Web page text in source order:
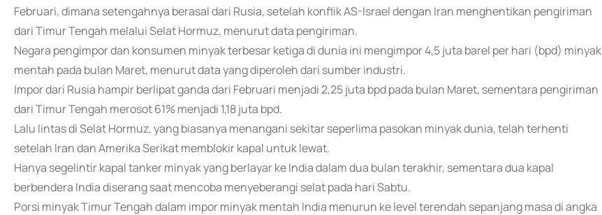
Februari, dimana setengahnya berasal dari Rusia, setelah konflik AS-Israel dengan Iran menghentikan pengiriman
dari Timur Tengah melalui Selat Hormuz, menurut data pengiriman.
Negara pengimpor dan konsumen minyak terbesar ketiga di dunia ini mengimpor 4,5 juta barel per hari (bpd) minyak
mentah pada bulan Maret, menurut data yang diperoleh dari sumber industri.
Impor dari Rusia hampir berlipat ganda dari Februari menjadi 2,25 juta bpd pada bulan Maret, sementara pengiriman
dari Timur Tengah merosot 61% menjadi 1,18 juta bpd.
Lalu lintas di Selat Hormuz, yang biasanya menangani sekitar seperlima pasokan minyak dunia, telah terhenti
setelah Iran dan Amerika Serikat memblokir kapal untuk lewat.
Hanya segelintir kapal tanker minyak yang berlayar ke India dalam dua bulan terakhir, sementara dua kapal
berbendera India diserang saat mencoba menyeberangi selat pada hari Sabtu.
Porsi minyak Timur Tengah dalam impor minyak mentah India menurun ke level terendah sepanjang masa di angka